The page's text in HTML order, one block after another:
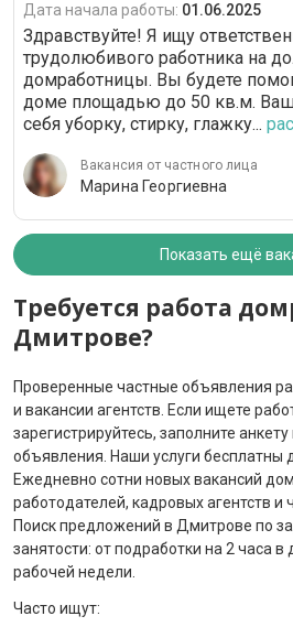
Дата начала работы: 01.06.2025
Здравствуйте! Я ищу
трудолюбивого работника на
домработницы. Вы будете
доме площадью до 50 кв.м.
себя уборку, стирку, глажку...
Вакансия от частного лица
Марина Георгиевна
Показать ещё
Требуется работа
Дмитрове?
Проверенные частные объявления
и вакансии агентств. Если ищете
зарегистрируйтесь, заполните
объявления. Наши услуги бесплатны
Ежедневно сотни новых вакансий
работодателей, кадровых агентств и
Поиск предложений в Дмитрове по
занятости: от подработки на 2 часа
рабочей недели.
Часто ищут: